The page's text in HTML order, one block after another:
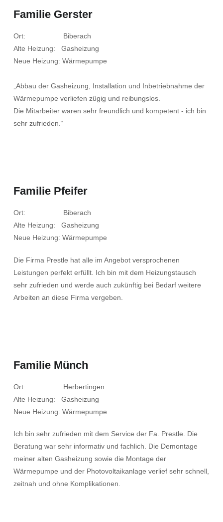
Familie Gerster
Ort: Biberach
Alte Heizung: Gasheizung
Neue Heizung: Wärmepumpe
„Abbau der Gasheizung, Installation und Inbetriebnahme der
Wärmepumpe verliefen zügig und reibungslos.
Die Mitarbeiter waren sehr freundlich und kompetent - ich bin
sehr zufrieden.“
Familie Pfeifer
Ort: Biberach
Alte Heizung: Gasheizung
Neue Heizung: Wärmepumpe
Die Firma Prestle hat alle im Angebot versprochenen
Leistungen perfekt erfüllt. Ich bin mit dem Heizungstausch
sehr zufrieden und werde auch zukünftig bei Bedarf weitere
Arbeiten an diese Firma vergeben.
Familie Münch
Ort: Herbertingen
Alte Heizung: Gasheizung
Neue Heizung: Wärmepumpe
Ich bin sehr zufrieden mit dem Service der Fa. Prestle. Die
Beratung war sehr informativ und fachlich. Die Demontage
meiner alten Gasheizung sowie die Montage der
Wärmepumpe und der Photovoltaikanlage verlief sehr schnell,
zeitnah und ohne Komplikationen.